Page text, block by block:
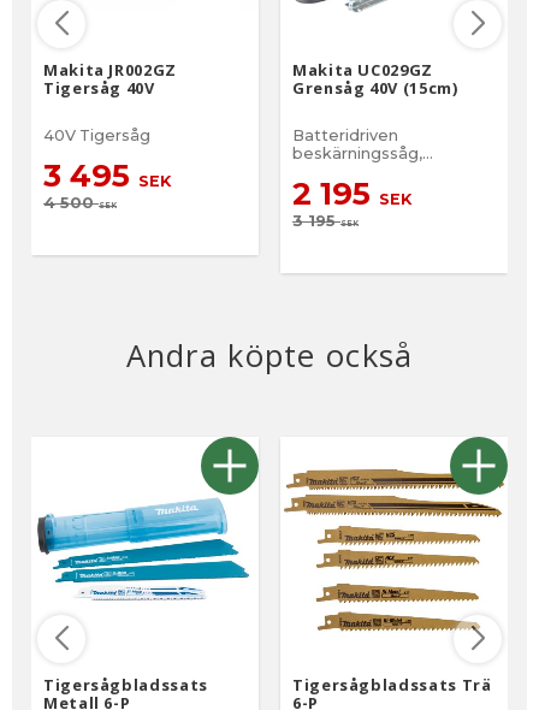
Makita JR002GZ
Tigersåg 40V
40V Tigersåg
3 495 SEK
4 500SEK
Makita UC029GZ
Grensåg 40V (15cm)
Batteridriven
beskärningssåg,
2 195 SEK
3 195SEK
Andra köpte också
Tigersågbladssats
Metall 6-P
Tigersågbladssats Trä
6-P